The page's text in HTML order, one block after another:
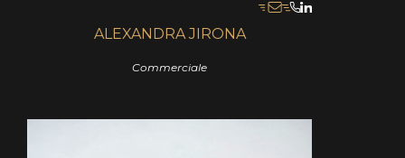
ALEXANDRA JIRONA
Commerciale